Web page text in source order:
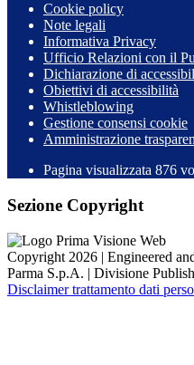
Cookie policy
Note legali
Informativa Privacy
Ufficio Relazioni con il
Dichiarazione di
Obiettivi di accessibilità
Whistleblowing
Gestione consensi cookie
Amministrazione
Pagina visualizzata 876
Sezione Copyright
Copyright 2026 | Engineered
Parma S.p.A. | Divisione
Disclaimer trattamento dati